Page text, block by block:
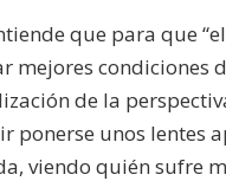
que para que
mejores condiciones
de la
ponerse unos
viendo quién sufre